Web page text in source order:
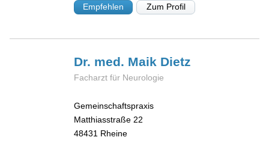
Empfehlen Zum Profil
Dr. med. Maik Dietz
Facharzt für Neurologie
Gemeinschaftspraxis
Matthiasstraße 22
48431 Rheine